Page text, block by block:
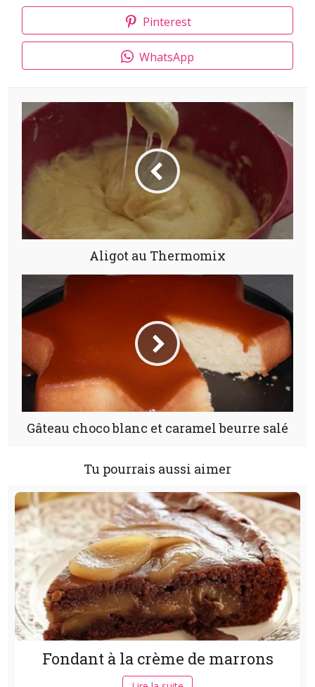
Pinterest
WhatsApp
Aligot au Thermomix
Gâteau choco blanc et caramel beurre salé
Tu pourrais aussi aimer
Fondant à la crème de marrons